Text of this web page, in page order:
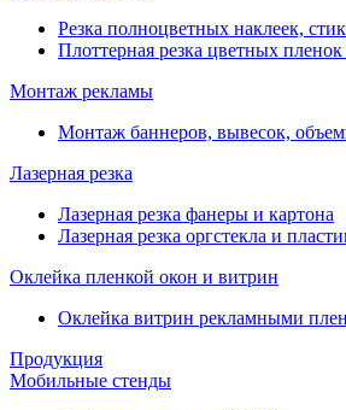
Резка полноцветных наклеек,
Плоттерная резка цветных
Монтаж рекламы
Монтаж баннеров, вывесок,
Лазерная резка
Лазерная резка фанеры и картона
Лазерная резка оргстекла и
Оклейка пленкой окон и витрин
Оклейка витрин рекламными
Продукция
Мобильные стенды